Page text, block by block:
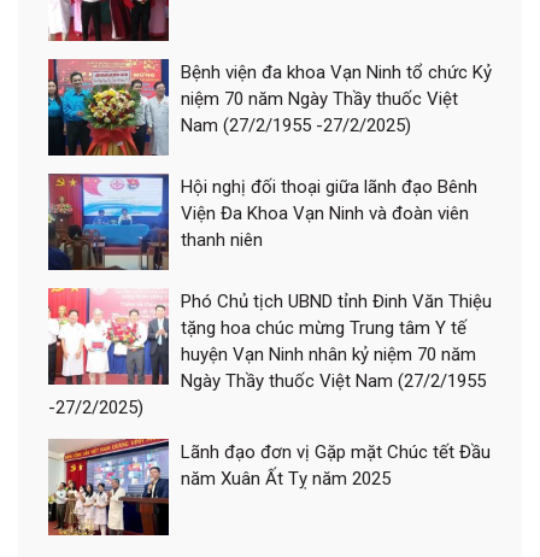
Bệnh viện đa khoa Vạn Ninh tổ chức Kỷ
niệm 70 năm Ngày Thầy thuốc Việt
Nam (27/2/1955 -27/2/2025)
Hội nghị đối thoại giữa lãnh đạo Bênh
Viện Đa Khoa Vạn Ninh và đoàn viên
thanh niên
Phó Chủ tịch UBND tỉnh Đinh Văn Thiệu
tặng hoa chúc mừng Trung tâm Y tế
huyện Vạn Ninh nhân kỷ niệm 70 năm
Ngày Thầy thuốc Việt Nam (27/2/1955
-27/2/2025)
Lãnh đạo đơn vị Gặp mặt Chúc tết Đầu
năm Xuân Ất Tỵ năm 2025